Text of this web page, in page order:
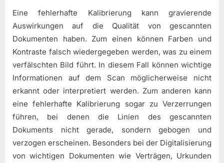
Eine fehlerhafte Kalibrierung kann gravierende
Auswirkungen auf die Qualität von gescannten
Dokumenten haben. Zum einen können Farben und
Kontraste falsch wiedergegeben werden, was zu einem
verfälschten Bild führt. In diesem Fall können wichtige
Informationen auf dem Scan möglicherweise nicht
erkannt oder interpretiert werden. Zum anderen kann
eine fehlerhafte Kalibrierung sogar zu Verzerrungen
führen, bei denen die Linien des gescannten
Dokuments nicht gerade, sondern gebogen und
verzogen erscheinen. Besonders bei der Digitalisierung
von wichtigen Dokumenten wie Verträgen, Urkunden